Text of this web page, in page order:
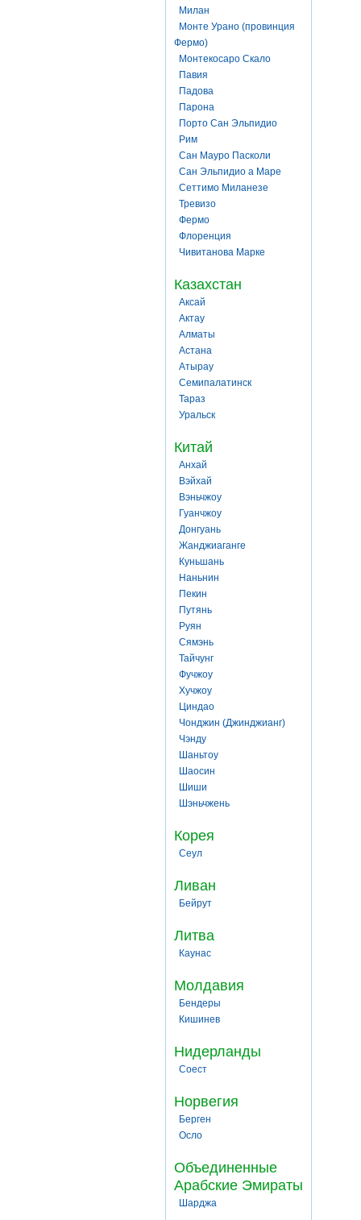
Милан
Монте Урано (провинция
Фермо)
Монтекосаро Скало
Павия
Падова
Парона
Порто Сан Эльпидио
Рим
Сан Мауро Пасколи
Сан Эльпидио а Маре
Сеттимо Миланезе
Тревизо
Фермо
Флоренция
Чивитанова Марке
Казахстан
Аксай
Актау
Алматы
Астана
Атырау
Семипалатинск
Тараз
Уральск
Китай
Анхай
Вэйхай
Вэньчжоу
Гуанчжоу
Донгуань
Жанджиаганге
Куньшань
Наньнин
Пекин
Путянь
Руян
Сямэнь
Тайчунг
Фучжоу
Хучжоу
Циндао
Чонджин (Джинджианг)
Чэнду
Шаньтоу
Шаосин
Шиши
Шэньчжень
Корея
Сеул
Ливан
Бейрут
Литва
Каунас
Молдавия
Бендеры
Кишинев
Нидерланды
Соест
Норвегия
Берген
Осло
Объединенные
Арабские Эмираты
Шарджа